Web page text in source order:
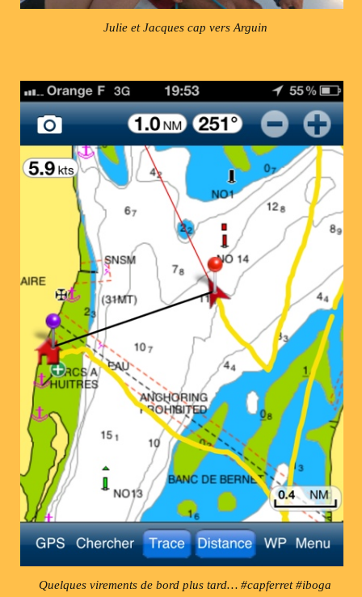
Julie et Jacques cap vers Arguin
Quelques virements de bord plus tard… #capferret #iboga